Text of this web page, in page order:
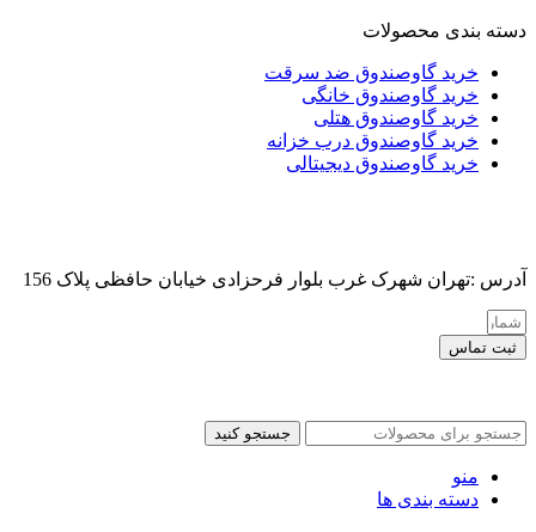
دسته بندی محصولات
خرید گاوصندوق ضد سرقت
خرید گاوصندوق خانگی
خرید گاوصندوق هتلی
خرید گاوصندوق درب خزانه
خرید گاوصندوق دیجیتالی
آدرس :تهران شهرک غرب بلوار فرحزادی خیابان حافظی پلاک 156
ثبت تماس
جستجو کنید
منو
دسته بندی ها